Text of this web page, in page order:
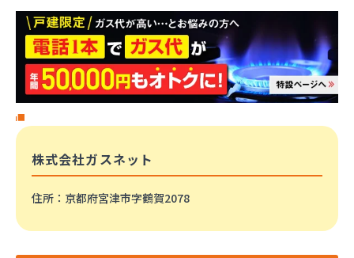
株式会社ガスネット
住所 ：京都府宮津市字鶴賀2078